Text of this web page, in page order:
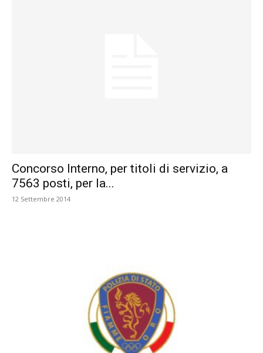
Concorso Interno, per titoli di servizio, a
7563 posti, per la...
12 Settembre 2014